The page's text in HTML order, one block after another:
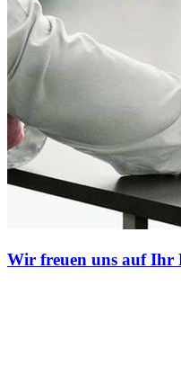
Wir freuen uns auf Ihr